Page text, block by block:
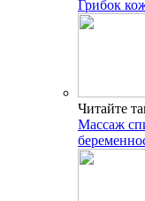
Грибок
Читайте
Массаж